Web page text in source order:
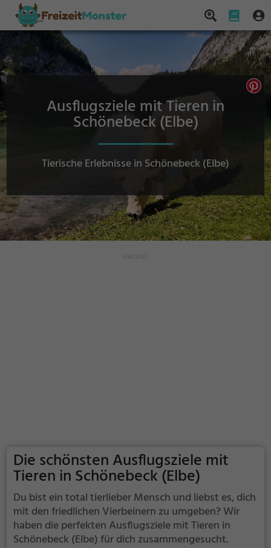
Ausflugsziele mit Tieren in
Schönebeck (Elbe)
Tierische Erlebnisse in Schönebeck (Elbe)
Die schönsten Ausflugsziele mit
Tieren in Schönebeck (Elbe)
Du bist ein total tierlieber Mensch und liebst es, dich
mit den friedlichen Vierbeinern zu umgeben? Wir
haben die perfekten Ausflugsziele mit Tieren in
Schönebeck (Elbe) für dich zusammengesucht.